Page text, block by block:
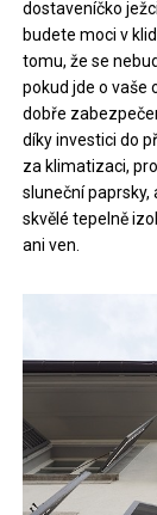
dostaveníčko
budete moci v
tomu, že se
pokud jde o vaše
dobře
díky investici do
za klimatizaci,
sluneční
skvělé tepelně
ani ven.